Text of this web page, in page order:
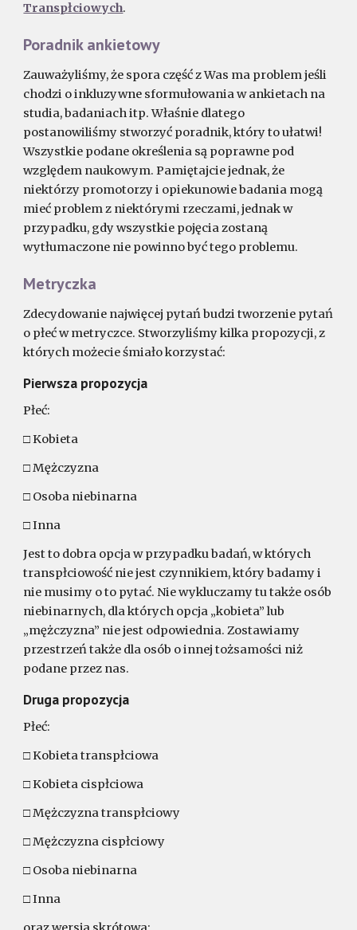
Transpłciowych.
Poradnik ankietowy
Zauważyliśmy, że spora część z Was ma problem jeśli
chodzi o inkluzywne sformułowania w ankietach na
studia, badaniach itp. Właśnie dlatego
postanowiliśmy stworzyć poradnik, który to ułatwi!
Wszystkie podane określenia są poprawne pod
względem naukowym. Pamiętajcie jednak, że
niektórzy promotorzy i opiekunowie badania mogą
mieć problem z niektórymi rzeczami, jednak w
przypadku, gdy wszystkie pojęcia zostaną
wytłumaczone nie powinno być tego problemu.
Metryczka
Zdecydowanie najwięcej pytań budzi tworzenie pytań
o płeć w metryczce. Stworzyliśmy kilka propozycji, z
których możecie śmiało korzystać:
Pierwsza propozycja
Płeć:
□ Kobieta
□ Mężczyzna
□ Osoba niebinarna
□ Inna
Jest to dobra opcja w przypadku badań, w których
transpłciowość nie jest czynnikiem, który badamy i
nie musimy o to pytać. Nie wykluczamy tu także osób
niebinarnych, dla których opcja „kobieta” lub
„mężczyzna” nie jest odpowiednia. Zostawiamy
przestrzeń także dla osób o innej tożsamości niż
podane przez nas.
Druga propozycja
Płeć:
□ Kobieta transpłciowa
□ Kobieta cispłciowa
□ Mężczyzna transpłciowy
□ Mężczyzna cispłciowy
□ Osoba niebinarna
□ Inna